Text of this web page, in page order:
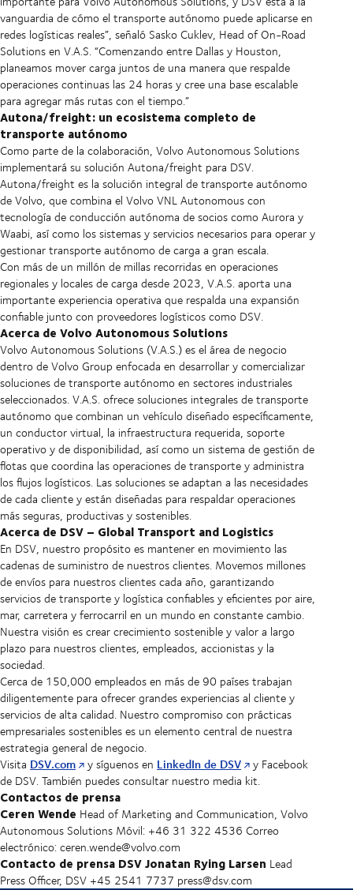
vanguardia de cómo el transporte autónomo puede aplicarse en
redes logísticas reales”, señaló Sasko Cuklev, Head of On-Road
Solutions en V.A.S. “Comenzando entre Dallas y Houston,
planeamos mover carga juntos de una manera que respalde
operaciones continuas las 24 horas y cree una base escalable
para agregar más rutas con el tiempo.”
Autona/freight: un ecosistema completo de
transporte autónomo
Como parte de la colaboración, Volvo Autonomous Solutions
implementará su solución Autona/freight para DSV.
Autona/freight es la solución integral de transporte autónomo
de Volvo, que combina el Volvo VNL Autonomous con
tecnología de conducción autónoma de socios como Aurora y
Waabi, así como los sistemas y servicios necesarios para operar y
gestionar transporte autónomo de carga a gran escala.
Con más de un millón de millas recorridas en operaciones
regionales y locales de carga desde 2023, V.A.S. aporta una
importante experiencia operativa que respalda una expansión
confiable junto con proveedores logísticos como DSV.
Acerca de Volvo Autonomous Solutions
Volvo Autonomous Solutions (V.A.S.) es el área de negocio
dentro de Volvo Group enfocada en desarrollar y comercializar
soluciones de transporte autónomo en sectores industriales
seleccionados. V.A.S. ofrece soluciones integrales de transporte
autónomo que combinan un vehículo diseñado específicamente,
un conductor virtual, la infraestructura requerida, soporte
operativo y de disponibilidad, así como un sistema de gestión de
flotas que coordina las operaciones de transporte y administra
los flujos logísticos. Las soluciones se adaptan a las necesidades
de cada cliente y están diseñadas para respaldar operaciones
más seguras, productivas y sostenibles.
Acerca de DSV – Global Transport and Logistics
En DSV, nuestro propósito es mantener en movimiento las
cadenas de suministro de nuestros clientes. Movemos millones
de envíos para nuestros clientes cada año, garantizando
servicios de transporte y logística confiables y eficientes por aire,
mar, carretera y ferrocarril en un mundo en constante cambio.
Nuestra visión es crear crecimiento sostenible y valor a largo
plazo para nuestros clientes, empleados, accionistas y la
sociedad.
Cerca de 150,000 empleados en más de 90 países trabajan
diligentemente para ofrecer grandes experiencias al cliente y
servicios de alta calidad. Nuestro compromiso con prácticas
empresariales sostenibles es un elemento central de nuestra
estrategia general de negocio.
Visita DSV.com y síguenos en LinkedIn de DSV
y Facebook
de DSV. También puedes consultar nuestro media kit.
Contactos de prensa
Ceren Wende Head of Marketing and Communication, Volvo
Autonomous Solutions Móvil: +46 31 322 4536 Correo
electrónico: ceren.wende@volvo.com
Contacto de prensa DSVJonatan Rying Larsen Lead
Press Officer, DSV +45 2541 7737 press@dsv.com